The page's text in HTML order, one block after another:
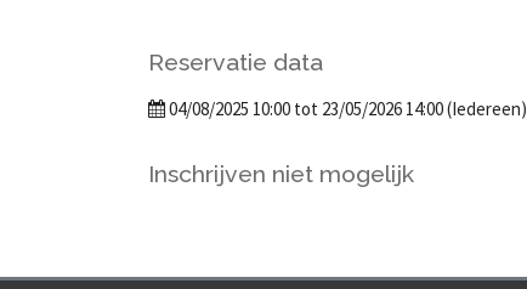
Reservatie data
04/08/2025 10:00 tot 23/05/2026 14:00 (Iedereen)
Inschrijven niet mogelijk